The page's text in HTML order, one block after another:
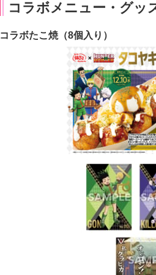
コラボメニュー・グッ
コラボたこ焼（8個入り）